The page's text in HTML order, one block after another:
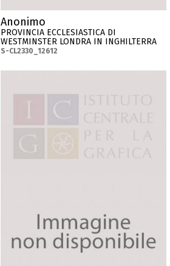
Anonimo
PROVINCIA ECCLESIASTICA DI
WESTMINSTER LONDRA IN INGHILTERRA
S-CL2330_12612